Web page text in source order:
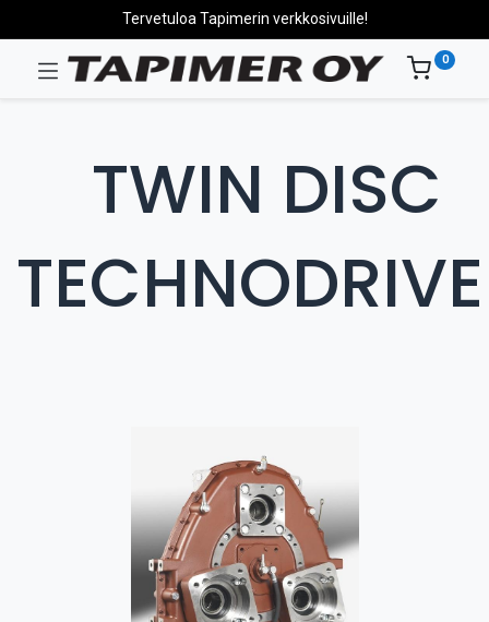
Tervetuloa Tapimerin verkkosivuille!
0
​TWIN DISC